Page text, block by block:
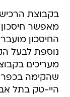
בקבוצת
מאפשר חיסכון
החיסכון
נוספת לבעל
מעריכים
שהקימה בכפר
היי-טק בתל